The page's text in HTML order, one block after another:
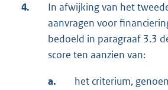
4.
In afwijking van het
aanvragen voor
bedoeld in paragraaf 3.3
score ten aanzien van:
a.
het criterium,